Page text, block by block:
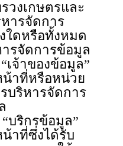
วงเกษตรและ
ารจัดการ
ใดหรือทั้งหมด
รจัดการข้อมูล
องข้อมูล”
น้าที่หรือหน่วย
บริหารจัดการ
รข้อมูล”
าที่ซึ่งได้รับ